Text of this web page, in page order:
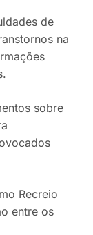
de
na
sobre
Recreio
entre os